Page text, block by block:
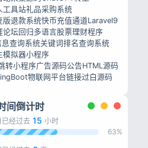
工具站礼品采购系统
版退款系统快币充值通道Laravel9
论坛回归 多语言股票理财程序
息查询系统关键词排名查询系统
模拟器小程序
转小程序广告源码公告HTML源码
物联网平台链接过白源码
间倒计时
已经过去 15 小时
63%